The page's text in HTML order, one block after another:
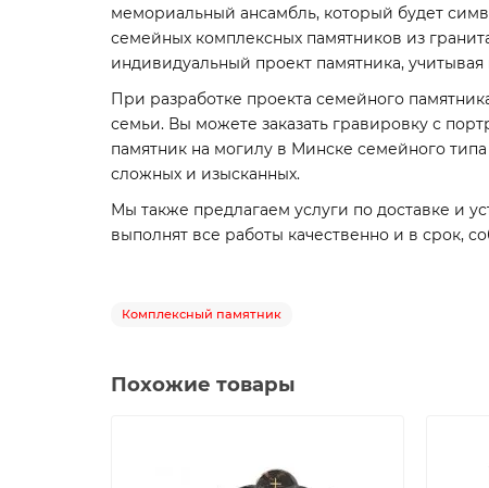
мемориальный ансамбль, который будет
семейных комплексных памятников из
индивидуальный проект памятника,
При разработке проекта семейного
семьи. Вы можете заказать гравировку с
памятник на могилу в Минске семейного
сложных и изысканных.
Мы также предлагаем услуги по доставке и
выполнят все работы качественно и в срок,
Комплексный памятник
Похожие товары